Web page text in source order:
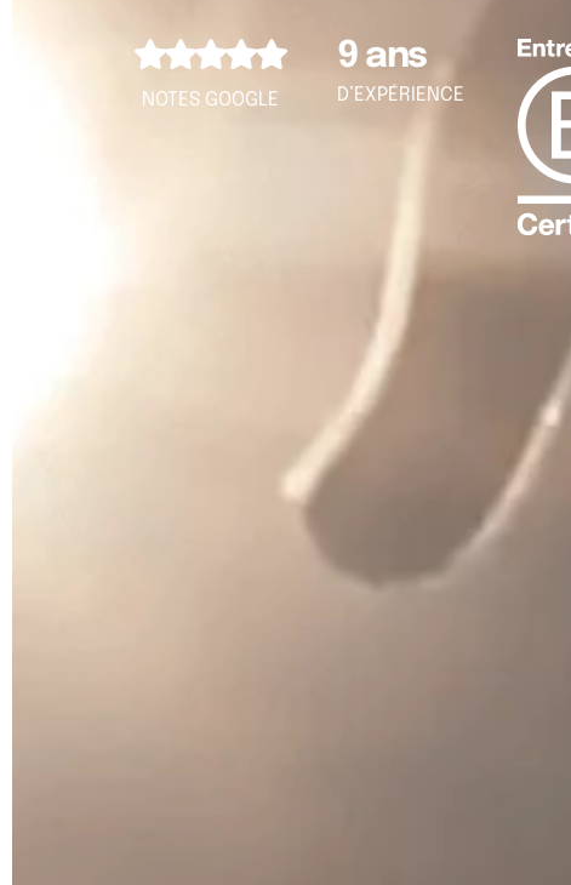
NOTES GOOGLE
9 ans
D’EXPÉRIENCE